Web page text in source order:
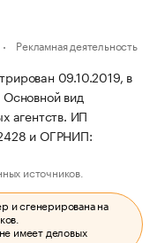
Рекламная деятельность
09.10.2019, в
вид
агентств. ИП
и ОГРНИП:
источников.
и сгенерирована на
имеет деловых